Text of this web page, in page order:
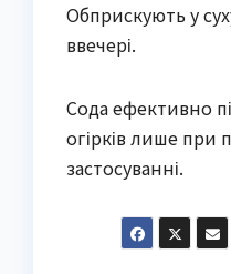
Обприскують у
ввечері.
Сода ефективно
огірків лише при
застосуванні.